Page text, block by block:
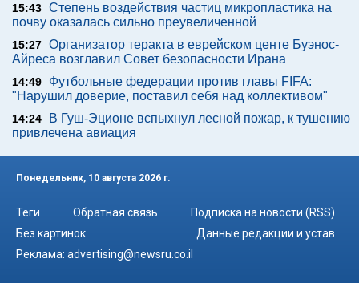
15:43 Степень воздействия частиц микропластика на
почву оказалась сильно преувеличенной
15:27 Организатор теракта в еврейском центе Буэнос-
Айреса возглавил Совет безопасности Ирана
14:49
Футбольные федерации против главы FIFA:
"Нарушил доверие, поставил себя над коллективом"
14:24
В Гуш-Эционе вспыхнул лесной пожар, к тушению
привлечена авиация
Понедельник, 10 августа 2026 г.
Теги Обратная связь
Подписка на новости (RSS)
Без картинок
Данные редакции и устав
Реклама: advertising@newsru.co.il